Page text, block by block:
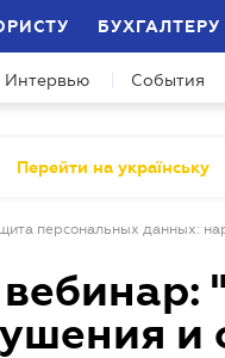
БУХГАЛТЕРУ
Интервью События
Перейти на українську
и